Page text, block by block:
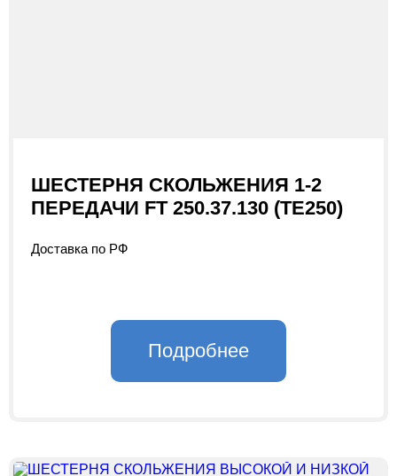
ШЕСТЕРНЯ СКОЛЬЖЕНИЯ 1-2
ПЕРЕДАЧИ FT 250.37.130 (TE250)
Доставка по РФ
Подробнее